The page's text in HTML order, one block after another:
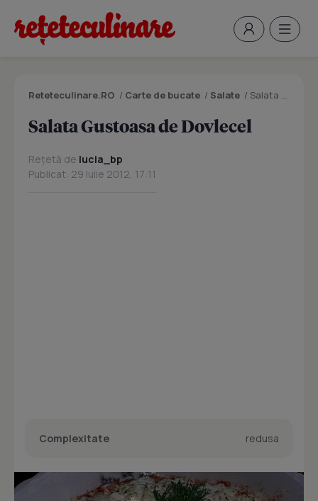
Reteteculinare.RO / Carte de bucate / Salate / Salata Gustoasa de Dovlecel
Salata Gustoasa de Dovlecel
Rețetă de lucia_bp
Publicat: 29 Iulie 2012, 17:11
Complexitate redusa